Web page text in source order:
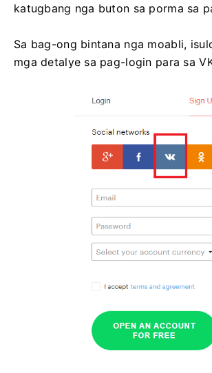
katugbang nga buton sa porma sa
Sa bag-ong bintana nga moabli,
mga detalye sa pag-login para sa